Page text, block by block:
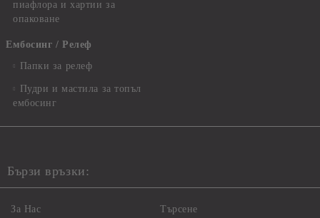
пиафлора и хартии за
опаковане
Ембосинг / Релеф
Папки за релеф
Пудри и мастила за топъл
ембосинг
Бързи връзки:
За Нас Търсене